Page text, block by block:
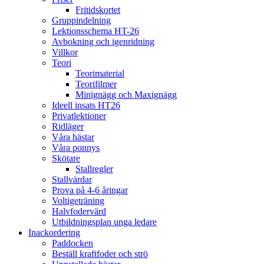
Fritidskortet
Gruppindelning
Lektionsschema HT-26
Avbokning och igenridning
Villkor
Teori
Teorimaterial
Teorifilmer
Minignägg och Maxignägg
Ideell insats HT26
Privatlektioner
Ridläger
Våra hästar
Våra ponnys
Skötare
Stallregler
Stallvärdar
Prova på 4-6 åringar
Voltigeträning
Halvfodervärd
Utbildningsplan unga ledare
Inackordering
Paddocken
Beställ kraftfoder och strö